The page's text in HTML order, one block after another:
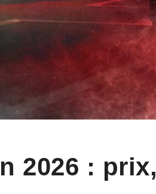
2026 : prix,